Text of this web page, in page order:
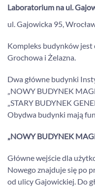
Laboratorium na ul.
ul. Gajowicka 95,
Kompleks budynków jest
Grochowa i Żelazna.
Dwa główne budynki
„NOWY BUDYNEK
„STARY BUDYNEK
Obydwa budynki mają
„NOWY BUDYNEK
Główne wejście dla
Nowego znajduje się po
od ulicy Gajowickiej. Do